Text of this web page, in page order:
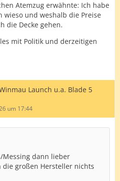
Atemzug erwähnte: Ich habe
wieso und weshalb die Preise
die Decke gehen.
mit Politik und derzeitigen
Launch u.a. Blade 5
um 17:44
Messing dann lieber
die großen Hersteller nichts